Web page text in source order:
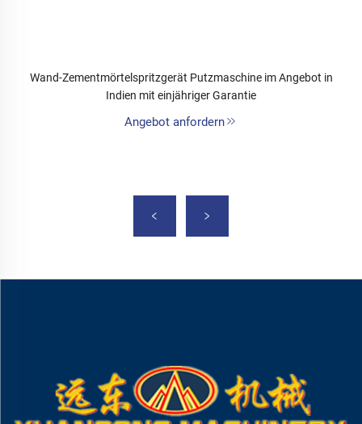
Wand-Zementmörtelspritzgerät Putzmaschine im Angebot in
Indien mit einjähriger Garantie
Angebot anfordern